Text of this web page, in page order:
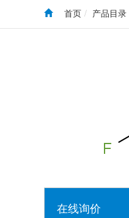
首页 产品目录
在线询价